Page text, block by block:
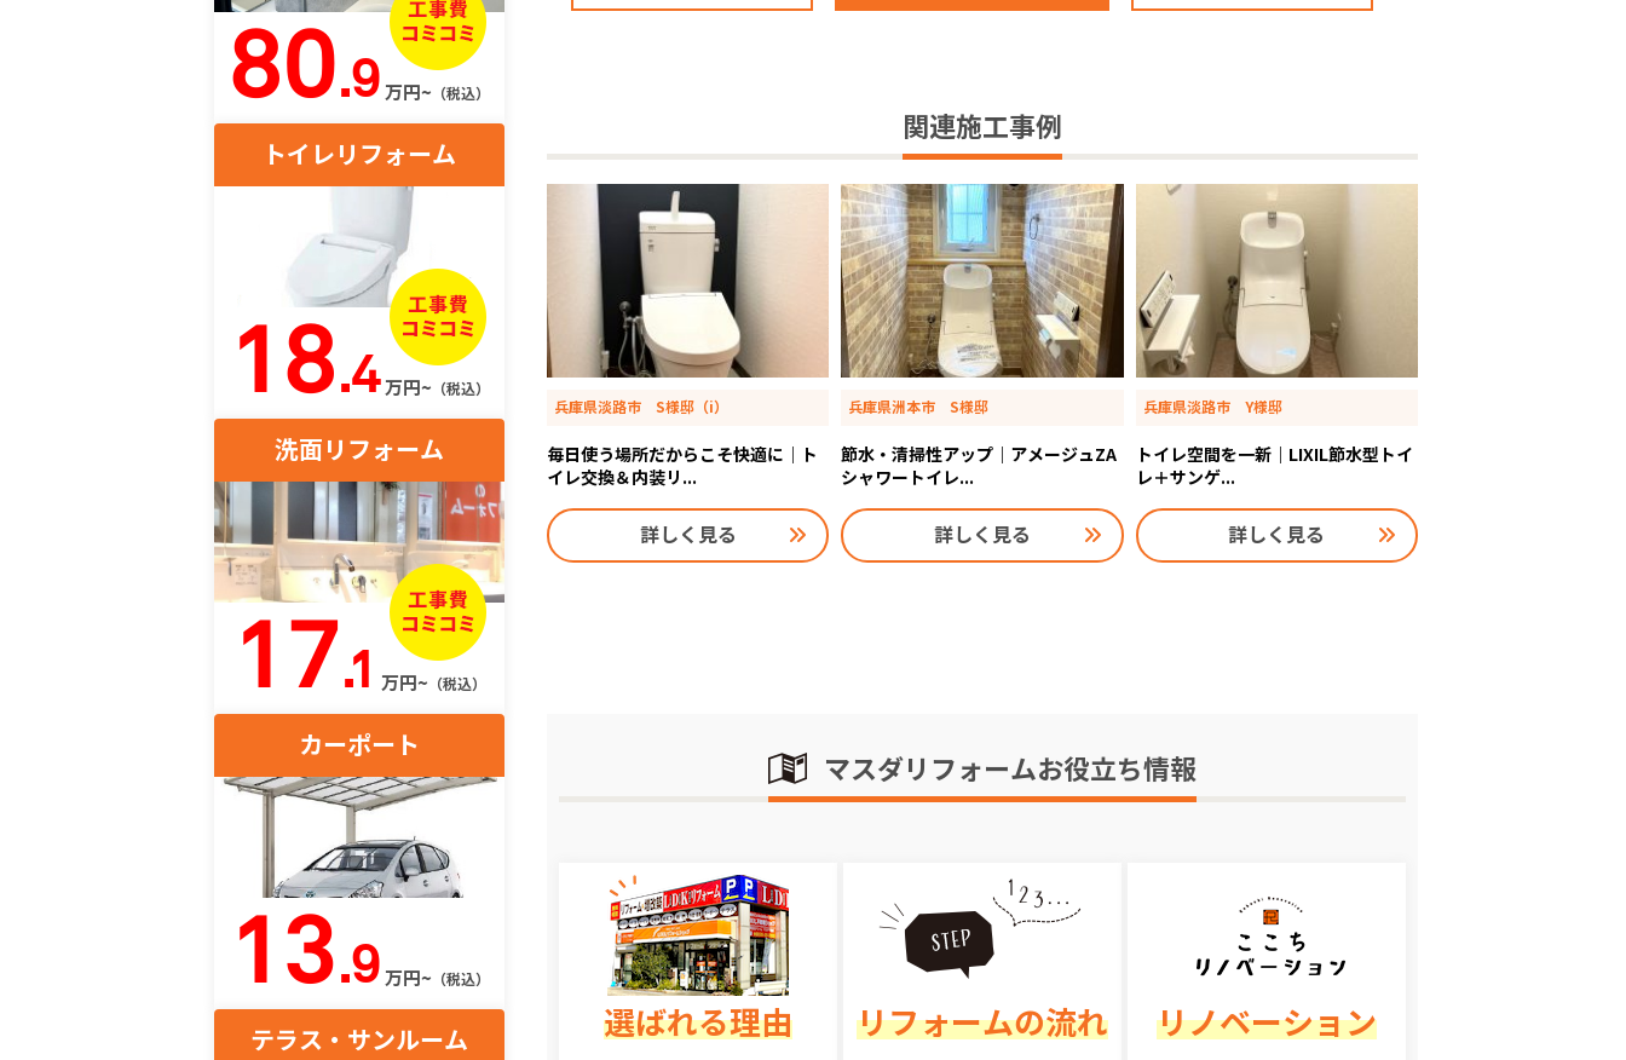
関連施工事例
兵庫県淡路市 S様邸（i）
毎日使う場所だからこそ快適に｜ト
イレ交換＆内装リ...
詳しく見る
兵庫県洲本市 S様邸
節水・清掃性アップ｜アメージュZA
シャワートイレ...
詳しく見る
兵庫県淡路市 Y様邸
トイレ空間を一新｜LIXIL節水型トイ
レ＋サンゲ...
詳しく見る
マスダリフォームお役立ち情報
選ばれる理由 リフォームの流れ リノベーション
80.9 万円~ （税込）
トイレリフォーム
18.4万円~ （税込）
洗面リフォーム
17.1 万円~ （税込）
カーポート
13.9 万円~ （税込）
テラス・サンルーム